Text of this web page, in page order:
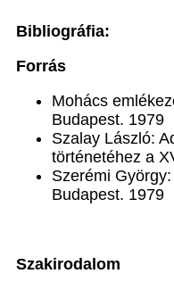
Bibliográfia:
Forrás
Mohács
Budapest. 1979
Szalay László:
történetéhez a
Szerémi
Budapest. 1979
Szakirodalom